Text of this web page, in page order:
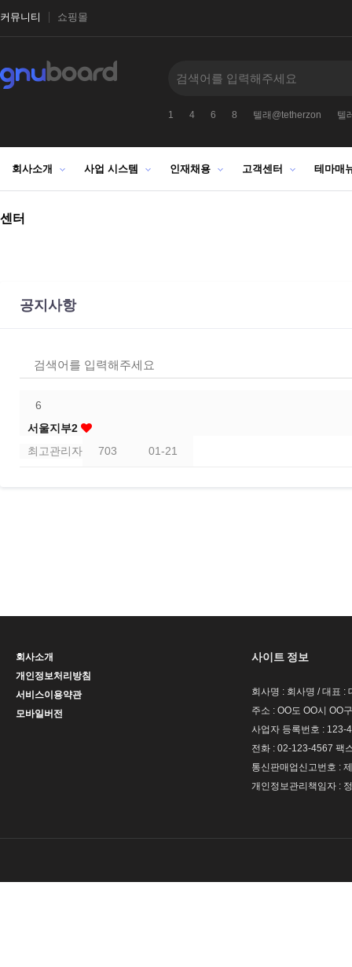
커뮤니티 쇼핑몰
1 4 6 8 텔래@tetherzon 텔
회사소개 사업 시스템 인재채용 고객센터 테마매
센터
공지사항
6
서울지부2
최고관리자
703 01-21
회사소개
개인정보처리방침
서비스이용약관
모바일버전
사이트 정보
회사명 : 회사명 / 대표 :
주소 : OO도 OO시 OO
사업자 등록번호 : 123-
전화 : 02-123-4567 팩
통신판매업신고번호 :
개인정보관리책임자 :